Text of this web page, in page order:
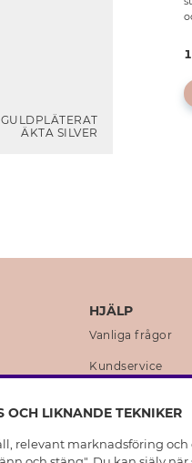
ÄKTA SILVER
HJÄLP
Vanliga frågor
Kundservice
Skötselråd
OCH LIKNANDE TEKNIKER
marknadsföring